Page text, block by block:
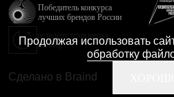
Победитель конкурса
лучших брендов России
Калибр
Сделано в Braind
Продолжая использовать
обработку